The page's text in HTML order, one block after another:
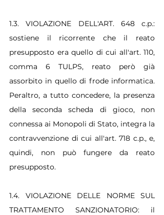
1.3. VIOLAZIONE DELL'ART. 648 c.p.:
sostiene il ricorrente che il reato
presupposto era quello di cui all'art. 110,
comma 6 TULPS, reato però già
assorbito in quello di frode informatica.
Peraltro, a tutto concedere, la presenza
della seconda scheda di gioco, non
connessa ai Monopoli di Stato, integra la
contravvenzione di cui all'art. 718 c.p., e,
quindi, non può fungere da reato
presupposto.
1.4. VIOLAZIONE DELLE NORME SUL
TRATTAMENTO SANZIONATORIO: il